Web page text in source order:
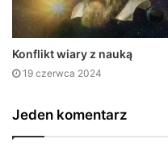
Konflikt wiary z nauką
19 czerwca 2024
Jeden komentarz